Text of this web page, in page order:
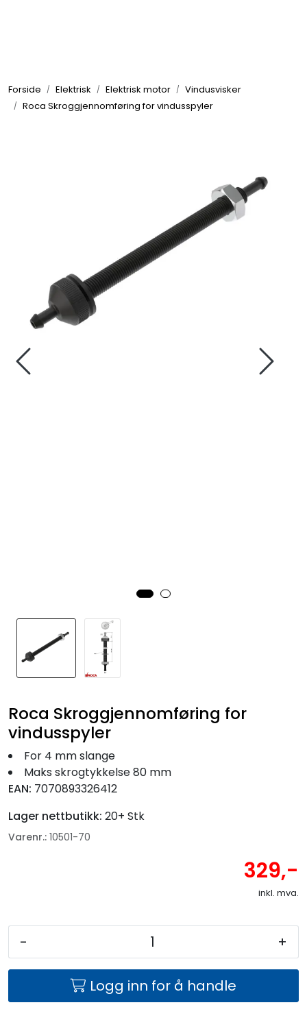
Forside Elektrisk Elektrisk motor
Vindusvisker
Roca Skroggjennomføring for vindusspyler
Roca Skroggjennomføring for
vindusspyler
For 4 mm slange
Maks skrogtykkelse 80 mm
EAN: 7070893326412
Lager nettbutikk: 20+ Stk
Varenr.: 10501-70
329,-
inkl. mva.
- +
Logg inn for å handle
Elektrisk
Motor/Styring
Fortøyning